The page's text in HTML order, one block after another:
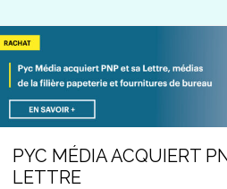
PYC MÉDIA ACQUIERT
LETTRE